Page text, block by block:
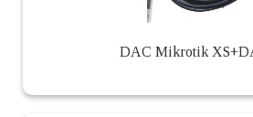
DAC Mikrotik